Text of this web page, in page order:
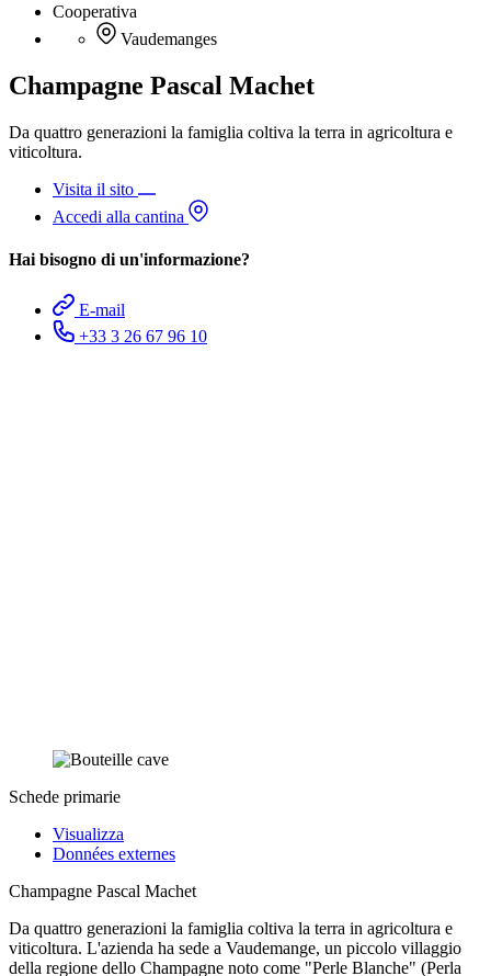
Cooperativa
Vaudemanges
Champagne Pascal Machet
Da quattro generazioni la famiglia coltiva la terra in agricoltura e
viticoltura.
Visita il sito
Accedi alla cantina
Hai bisogno di un'informazione?
E-mail
+33 3 26 67 96 10
Schede primarie
Visualizza
Données externes
Champagne Pascal Machet
Da quattro generazioni la famiglia coltiva la terra in agricoltura e
viticoltura. L'azienda ha sede a Vaudemange, un piccolo villaggio
della regione dello Champagne noto come "Perle Blanche" (Perla